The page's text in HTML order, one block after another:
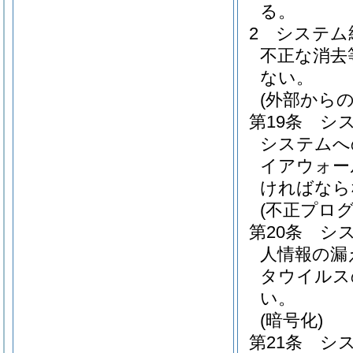
る。
2
システム
不正な消
ない。
(外部から
第19条
シ
システム
イアウォ
ければな
(不正プロ
第20条
シ
人情報の
タウイル
い。
(暗号化)
第21条
シ